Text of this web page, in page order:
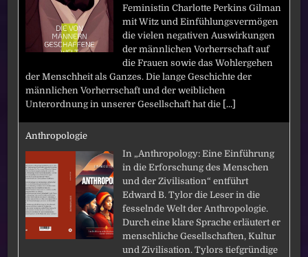
Feministin Charlotte Perkins Gilman
mit Witz und Einfühlungsvermögen
die vielen negativen Auswirkungen
der männlichen Vorherrschaft auf
die Frauen sowie das Wohlergehen
der Menschheit als Ganzes. Die lange Geschichte der
männlichen Vorherrschaft und der weiblichen
Unterordnung in unserer Gesellschaft hat die [...]
Anthropologie
In „Anthropology: Eine Einführung
in die Erforschung des Menschen
und der Zivilisation“ entführt
Edward B. Tylor die Leser in die
fesselnde Welt der Anthropologie.
Durch eine klare Sprache erläutert er
menschliche Gesellschaften, Kultur
und Zivilisation. Tylors tiefgründige